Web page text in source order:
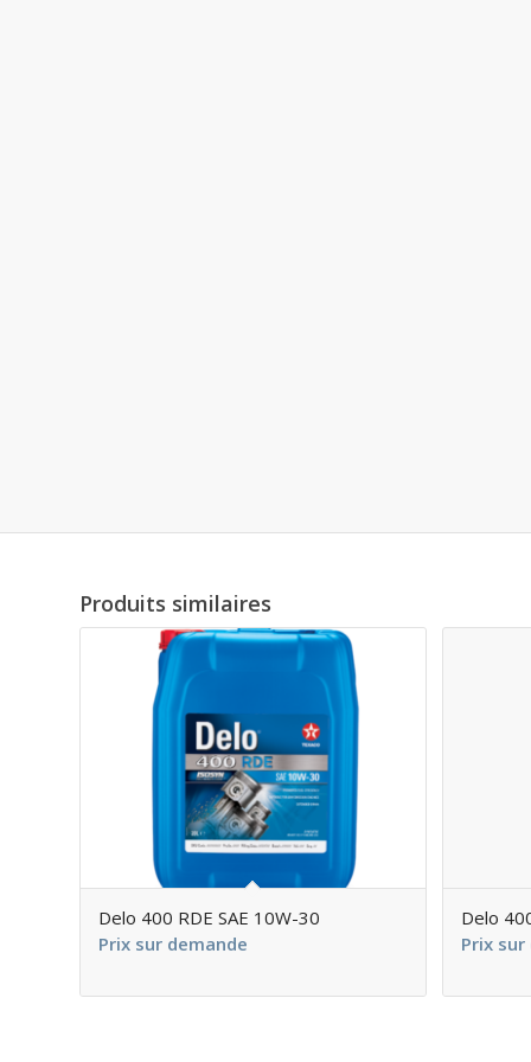
Produits similaires
Delo 400 RDE SAE 10W-30
Prix sur demande
Delo
Prix sur